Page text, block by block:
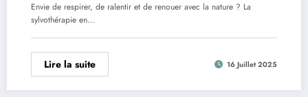
Envie de respirer, de ralentir et de renouer avec la nature ? La
sylvothérapie en…
Lire la suite 16 Juillet 2025